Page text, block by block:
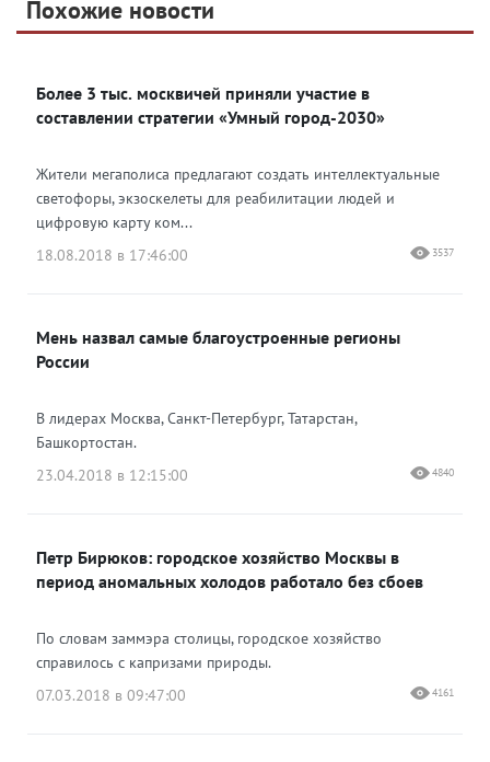
Telegram
Одноклассники
Яндекс Дзен
Похожие новости
Более 3 тыс. москвичей приняли участие в
составлении стратегии «Умный город-2030»
Жители мегаполиса предлагают создать интеллектуальные
светофоры, экзоскелеты для реабилитации людей и
цифровую карту ком...
18.08.2018 в 17:46:00
3537
Мень назвал самые благоустроенные регионы
России
В лидерах Москва, Санкт-Петербург, Татарстан,
Башкортостан.
23.04.2018 в 12:15:00
4840
Петр Бирюков: городское хозяйство Москвы в
период аномальных холодов работало без сбоев
По словам заммэра столицы, городское хозяйство
справилось с капризами природы.
07.03.2018 в 09:47:00
4161